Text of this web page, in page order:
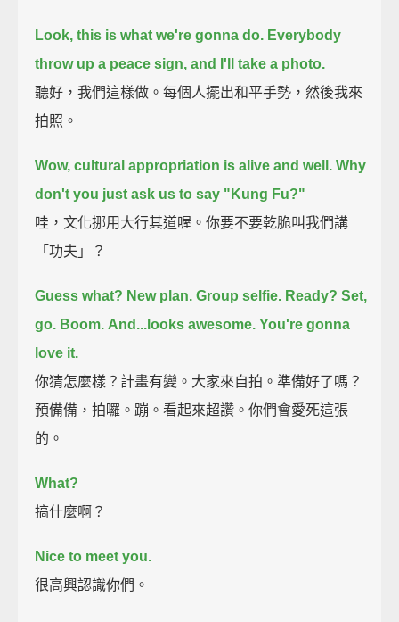
Look, this is what we're gonna do. Everybody
throw up a peace sign, and I'll take a photo.
聽好，我們這樣做。每個人擺出和平手勢，然後我來
拍照。
Wow, cultural appropriation is alive and well. Why
don't you just ask us to say "Kung Fu?"
哇，文化挪用大行其道喔。你要不要乾脆叫我們講
「功夫」？
Guess what? New plan. Group selfie. Ready? Set,
go. Boom. And...looks awesome. You're gonna
love it.
你猜怎麼樣？計畫有變。大家來自拍。準備好了嗎？
預備備，拍囉。蹦。看起來超讚。你們會愛死這張
的。
What?
搞什麼啊？
Nice to meet you.
很高興認識你們。